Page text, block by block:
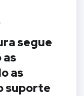
segue
as
as
suporte